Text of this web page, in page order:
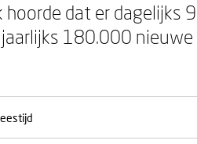
dat er dagelijks
180.000